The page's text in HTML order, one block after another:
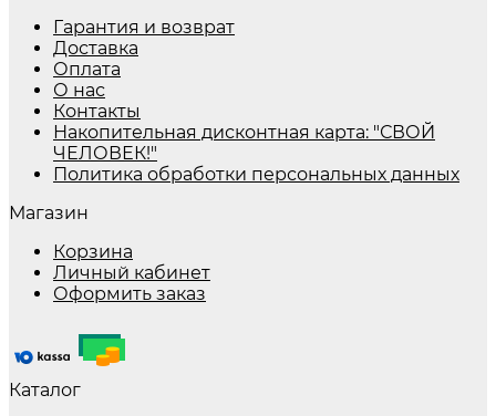
Гарантия и возврат
Доставка
Оплата
О нас
Контакты
Накопительная дисконтная карта: "СВОЙ
ЧЕЛОВЕК!"
Политика обработки персональных данных
Магазин
Корзина
Личный кабинет
Оформить заказ
Каталог